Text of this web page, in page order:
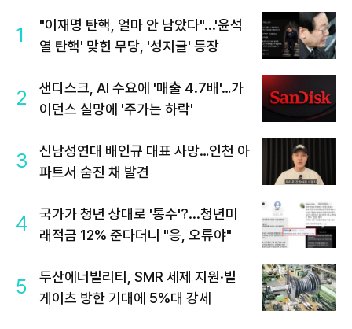
1
"이재명 탄핵, 얼마 안 남았다"...'윤석
열 탄핵' 맞힌 무당, '성지글' 등장
2
샌디스크, AI 수요에 '매출 4.7배'…가
이던스 실망에 '주가는 하락'
3
신남성연대 배인규 대표 사망…인천 아
파트서 숨진 채 발견
4
국가가 청년 상대로 '통수'?...청년미
래적금 12% 준다더니 "응, 오류야"
5
두산에너빌리티, SMR 세제 지원·빌
게이츠 방한 기대에 5%대 강세